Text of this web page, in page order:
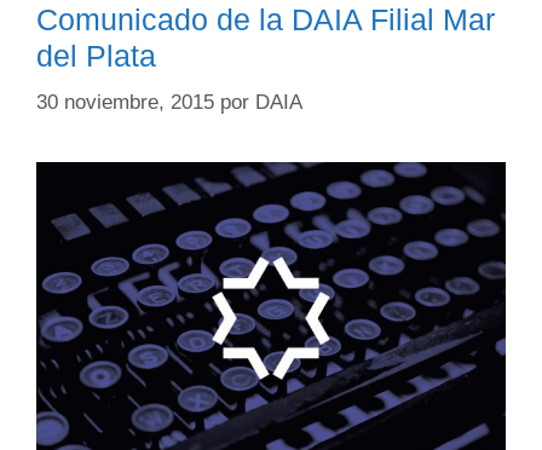
Comunicado de la DAIA Filial Mar
del Plata
30 noviembre, 2015 por DAIA